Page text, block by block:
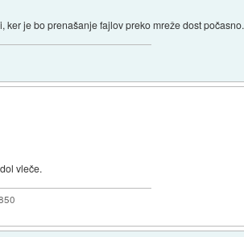
ker je bo prenašanje fajlov preko mreže dost počasno.
vleče.